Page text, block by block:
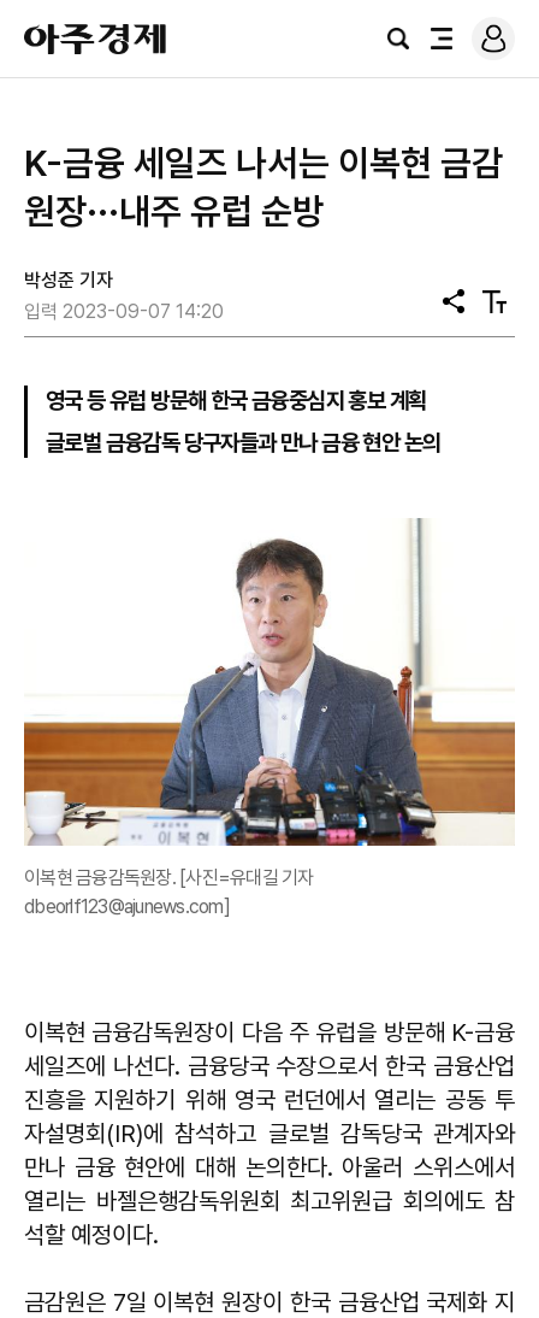
아
주
경
검
전
로
그
K-금융 세일즈 나서는 이복현 금감
원장···내주 유럽 순방
박성준 기자
입력 2023-09-07 14:20
공
유
텍
스
영국 등 유럽 방문해 한국 금융중심지 홍보 계획
글로벌 금융감독 당구자들과 만나 금융 현안 논의
이복현 금융감독원장. [사진=유대길 기자
dbeorlf123@ajunews.com]
이복현 금융감독원장이 다음 주 유럽을 방문해 K-금융
세일즈에 나선다. 금융당국 수장으로서 한국 금융산업
진흥을 지원하기 위해 영국 런던에서 열리는 공동 투
자설명회(IR)에 참석하고 글로벌 감독당국 관계자와
만나 금융 현안에 대해 논의한다. 아울러 스위스에서
열리는 바젤은행감독위원회 최고위원급 회의에도 참
석할 예정이다.
금감원은 7일 이복현 원장이 한국 금융산업 국제화 지